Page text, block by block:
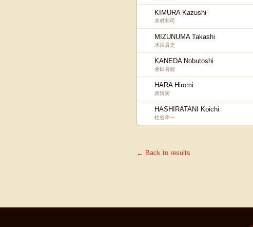
KIMURA Kazushi
木村和司
MIZUNUMA Takashi
水沼貴史
KANEDA Nobutoshi
金田喜稔
HARA Hiromi
原博実
HASHIRATANI Koichi
柱谷幸一
← Back to results